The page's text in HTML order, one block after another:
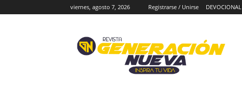
viernes, agosto 7, 2026 Registrarse / Unirse DEVOCIONAL